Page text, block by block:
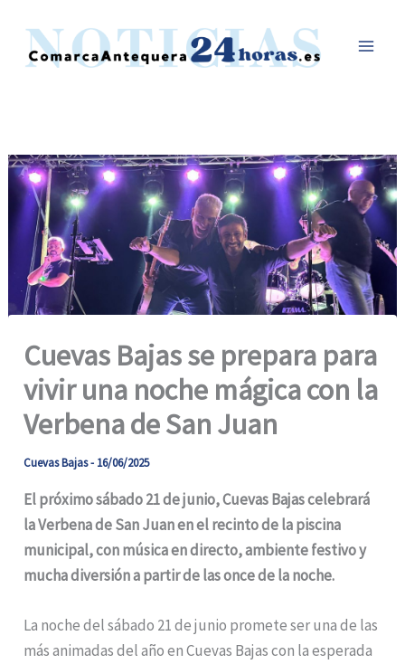
contenido
Cuevas Bajas se prepara para
vivir una noche mágica con la
Verbena de San Juan
Cuevas Bajas- 16/06/2025
El próximo sábado 21 de junio, Cuevas Bajas celebrará
la Verbena de San Juan en el recinto de la piscina
municipal, con música en directo, ambiente festivo y
mucha diversión a partir de las once de la noche.
La noche del sábado 21 de junio promete ser una de las
más animadas del año en Cuevas Bajas con la esperada